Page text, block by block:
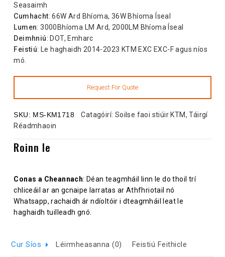
Seasaimh
Cumhacht: 66W Ard Bhíoma, 36W Bhíoma Íseal
Lumen: 3000Bhíoma LM Ard, 2000LM Bhíoma Íseal
Deimhniú: DOT, Emharc
Feistiú: Le haghaidh 2014-2023 KTM EXC EXC-F agus níos
mó.
SKU: MS-KM1718 Catagóirí: Soilse faoi stiúir KTM,Táirgí
Réadmhaoin
Roinn le
Conas a Cheannach: Déan teagmháil linn le do thoil trí
chliceáil ar an gcnaipe Iarratas ar Athfhriotail nó
Whatsapp, rachaidh ár ndíoltóir i dteagmháil leat le
haghaidh tuilleadh gnó.
Cur Síos Léirmheasanna (0) Feistiú Feithicle